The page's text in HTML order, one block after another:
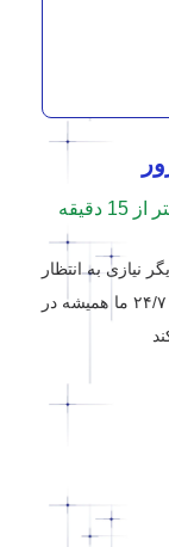
میانگین زمان پاسخگویی به اولین تیکت کمتر از 15 دقیقه
کمتر از 15 دقیقه، دیگر نیازی به انتظار
طولانی برای رفع مشکلات نیست. تیم پشتیبانی ۲۴/۷ ما همیشه در